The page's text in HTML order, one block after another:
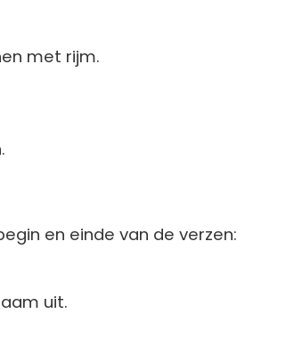
met rijm.
en einde van de verzen:
uit.